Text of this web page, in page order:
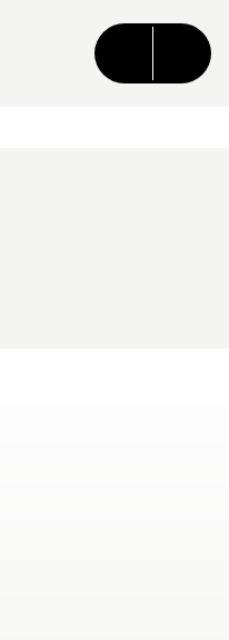
CONTENU